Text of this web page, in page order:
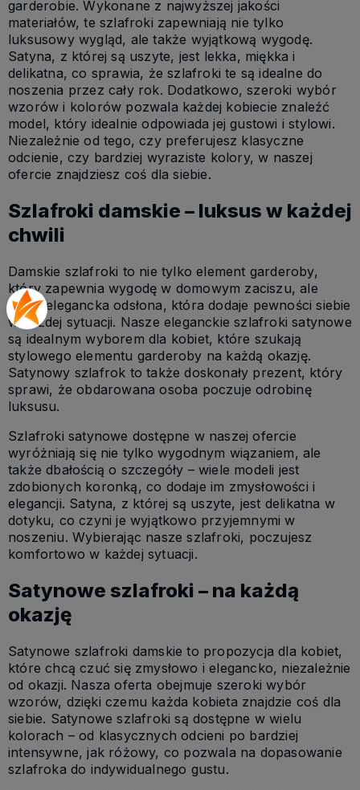
garderobie. Wykonane z najwyższej jakości
materiałów, te szlafroki zapewniają nie tylko
luksusowy wygląd, ale także wyjątkową wygodę.
Satyna, z której są uszyte, jest lekka, miękka i
delikatna, co sprawia, że szlafroki te są idealne do
noszenia przez cały rok. Dodatkowo, szeroki wybór
wzorów i kolorów pozwala każdej kobiecie znaleźć
model, który idealnie odpowiada jej gustowi i stylowi.
Niezależnie od tego, czy preferujesz klasyczne
odcienie, czy bardziej wyraziste kolory, w naszej
ofercie znajdziesz coś dla siebie.
Szlafroki damskie – luksus w każdej
chwili
Damskie szlafroki to nie tylko element garderoby,
który zapewnia wygodę w domowym zaciszu, ale
także elegancka odsłona, która dodaje pewności siebie
w każdej sytuacji. Nasze eleganckie szlafroki satynowe
są idealnym wyborem dla kobiet, które szukają
stylowego elementu garderoby na każdą okazję.
Satynowy szlafrok to także doskonały prezent, który
sprawi, że obdarowana osoba poczuje odrobinę
luksusu.
Szlafroki satynowe dostępne w naszej ofercie
wyróżniają się nie tylko wygodnym wiązaniem, ale
także dbałością o szczegóły – wiele modeli jest
zdobionych koronką, co dodaje im zmysłowości i
elegancji. Satyna, z której są uszyte, jest delikatna w
dotyku, co czyni je wyjątkowo przyjemnymi w
noszeniu. Wybierając nasze szlafroki, poczujesz
komfortowo w każdej sytuacji.
Satynowe szlafroki – na każdą
okazję
Satynowe szlafroki damskie to propozycja dla kobiet,
które chcą czuć się zmysłowo i elegancko, niezależnie
od okazji. Nasza oferta obejmuje szeroki wybór
wzorów, dzięki czemu każda kobieta znajdzie coś dla
siebie. Satynowe szlafroki są dostępne w wielu
kolorach – od klasycznych odcieni po bardziej
intensywne, jak różowy, co pozwala na dopasowanie
szlafroka do indywidualnego gustu.